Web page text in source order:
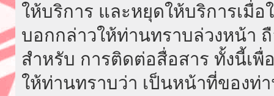
ให้บริการ และหยุดให้บริการเมื่
บอกกล่าวให้ท่านทราบล่วงหน้า
สำหรับ การติดต่อสื่อสาร ทั้งนี้เพื่
ให้ท่านทราบว่า เป็นหน้าที่ของท่